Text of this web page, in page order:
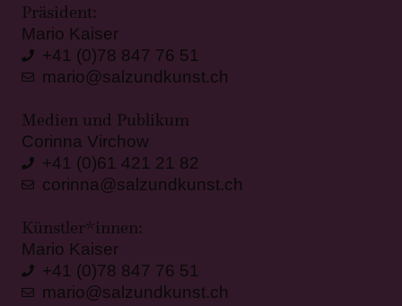
Präsident:
Mario Kaiser
+41 (0)78 847 76 51
mario@salzundkunst.ch
Medien und Publikum
Corinna Virchow
+41 (0)61 421 21 82
corinna@salzundkunst.ch
Künstler*innen:
Mario Kaiser
+41 (0)78 847 76 51
mario@salzundkunst.ch